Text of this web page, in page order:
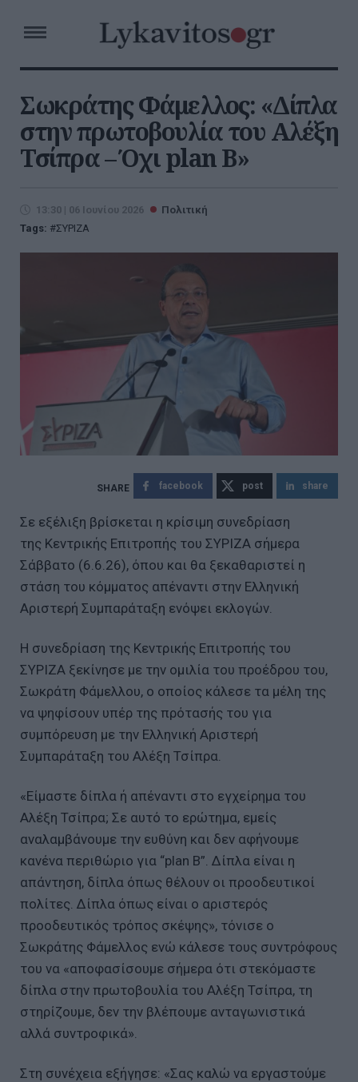
Σωκράτης Φάμελλος: «Δίπλα
στην πρωτοβουλία του Αλέξη
Τσίπρα – Όχι plan B»
13:30 | 06 Ιουνίου 2026
Πολιτική
Tags:
ΣΥΡΙΖΑ
facebook post share
Σε εξέλιξη βρίσκεται η κρίσιμη συνεδρίαση
της Κεντρικής Επιτροπής του ΣΥΡΙΖΑ σήμερα
Σάββατο (6.6.26), όπου και θα ξεκαθαριστεί η
στάση του κόμματος απέναντι στην Ελληνική
Αριστερή Συμπαράταξη ενόψει εκλογών.
Η συνεδρίαση της Κεντρικής Επιτροπής του
ΣΥΡΙΖΑ ξεκίνησε με την ομιλία του προέδρου του,
Σωκράτη Φάμελλου, ο οποίος κάλεσε τα μέλη της
να ψηφίσουν υπέρ της πρότασής του για
συμπόρευση με την Ελληνική Αριστερή
Συμπαράταξη του Αλέξη Τσίπρα.
«Είμαστε δίπλα ή απέναντι στο εγχείρημα του
Αλέξη Τσίπρα; Σε αυτό το ερώτημα, εμείς
αναλαμβάνουμε την ευθύνη και δεν αφήνουμε
κανένα περιθώριο για “plan B”. Δίπλα είναι η
απάντηση, δίπλα όπως θέλουν οι προοδευτικοί
πολίτες. Δίπλα όπως είναι ο αριστερός
προοδευτικός τρόπος σκέψης», τόνισε ο
Σωκράτης Φάμελλος ενώ κάλεσε τους συντρόφους
του να «αποφασίσουμε σήμερα ότι στεκόμαστε
δίπλα στην πρωτοβουλία του Αλέξη Τσίπρα, τη
στηρίζουμε, δεν την βλέπουμε ανταγωνιστικά
αλλά συντροφικά».
Στη συνέχεια εξήγησε: «Σας καλώ να εργαστούμε